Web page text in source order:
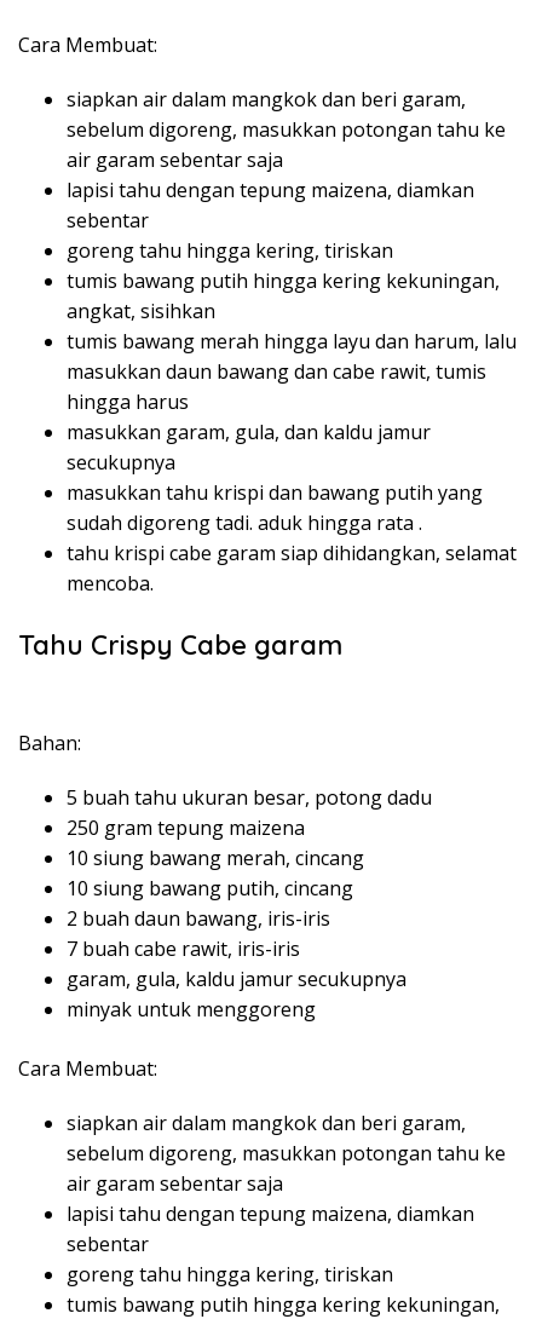
Cara Membuat:
siapkan air dalam mangkok dan beri garam,
sebelum digoreng, masukkan potongan tahu ke
air garam sebentar saja
lapisi tahu dengan tepung maizena, diamkan
sebentar
goreng tahu hingga kering, tiriskan
tumis bawang putih hingga kering kekuningan,
angkat, sisihkan
tumis bawang merah hingga layu dan harum, lalu
masukkan daun bawang dan cabe rawit, tumis
hingga harus
masukkan garam, gula, dan kaldu jamur
secukupnya
masukkan tahu krispi dan bawang putih yang
sudah digoreng tadi. aduk hingga rata .
tahu krispi cabe garam siap dihidangkan, selamat
mencoba.
Tahu Crispy Cabe garam
Bahan:
5 buah tahu ukuran besar, potong dadu
250 gram tepung maizena
10 siung bawang merah, cincang
10 siung bawang putih, cincang
2 buah daun bawang, iris-iris
7 buah cabe rawit, iris-iris
garam, gula, kaldu jamur secukupnya
minyak untuk menggoreng
Cara Membuat:
siapkan air dalam mangkok dan beri garam,
sebelum digoreng, masukkan potongan tahu ke
air garam sebentar saja
lapisi tahu dengan tepung maizena, diamkan
sebentar
goreng tahu hingga kering, tiriskan
tumis bawang putih hingga kering kekuningan,